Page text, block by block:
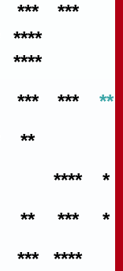
*** ***
****
****
*** *** **
**
**** *
** *** *
*** ****